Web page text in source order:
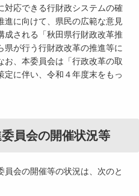
応できる行財政システムの確
進に向けて、県民の広範な意見
成される「秋田県行財政改革推
が行う行財政改革の推進等に
、本委員会は「行政改革の取
に伴い、令和４年度末をもっ
員会の開催状況等
会の開催等の状況は、次のと